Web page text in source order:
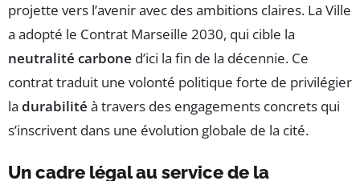
projette vers l’avenir avec des ambitions claires. La Ville
a adopté le Contrat Marseille 2030, qui cible la
neutralité carbone d’ici la fin de la décennie. Ce
contrat traduit une volonté politique forte de privilégier
la durabilité à travers des engagements concrets qui
s’inscrivent dans une évolution globale de la cité.
Un cadre légal au service de la